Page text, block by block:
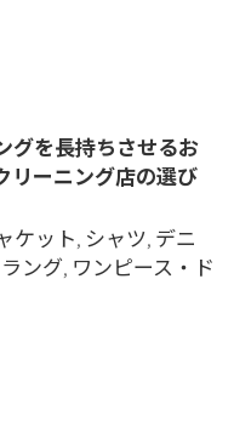
グを長持ちさせるお
リーニング店の選び
ケット, シャツ, デニ
ング, ワンピース・ド